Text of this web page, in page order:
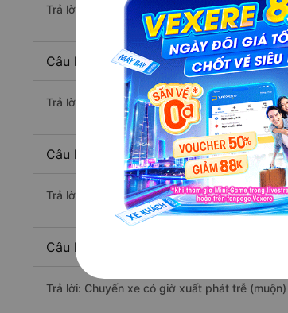
Trả lời: Đoạn đường đi Cầu Ngang - Trà Vinh
Câu hỏi: Mỗi ngày có bao nhiêu
Trả lời: Trung bình mỗi ngày có khoảng 24
Câu hỏi: Nhà xe đi Tiền Giang Cầu
Trả lời: Chuyến xe có giờ xuất phát sớm
Câu hỏi: Nhà xe đi Cầu Ngang - Trà
Trả lời: Chuyến xe có giờ xuất phát trễ